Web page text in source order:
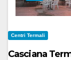
Centri Termali
Casciana